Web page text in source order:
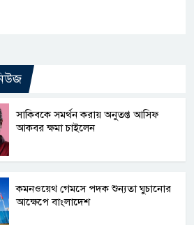
সাকিবকে সমর্থন করায় অনুতপ্ত আসিফ
আকবর ক্ষমা চাইলেন
কমনওয়েথ গেমসে পদক শুন্যতা ঘুচানোর
আক্ষেপে বাংলাদেশ